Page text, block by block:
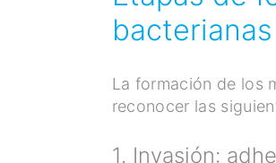
bacterianas
La formación de los
reconocer las
1. Invasión: